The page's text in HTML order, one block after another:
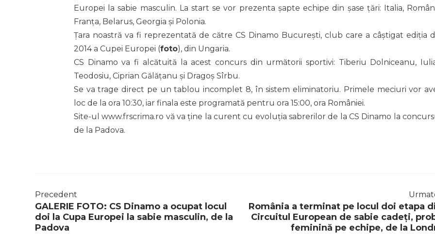
Europei la sabie masculin. La start se vor prezenta șapte echipe din șase țări: Italia,
Franța, Belarus, Georgia și Polonia.
Țara noastră va fi reprezentată de către CS Dinamo București, club care a câștigat ediția
2014 a Cupei Europei (foto), din Ungaria.
CS Dinamo va fi alcătuită la acest concurs din următorii sportivi: Tiberiu Dolniceanu,
Teodosiu, Ciprian Gălățanu și Dragoș Sîrbu.
Se va trage direct pe un tablou incomplet 8, în sistem eliminatoriu. Primele meciuri vor
loc de la ora 10:30, iar finala este programată pentru ora 15:00, ora României.
Site-ul www.frscrima.ro vă va ține la curent cu evoluția sabrerilor de la CS Dinamo la
de la Padova.
Precedent
GALERIE FOTO: CS Dinamo a ocupat locul
doi la Cupa Europei la sabie masculin, de la
Padova
România a terminat pe locul doi etapa
Circuitul European de sabie cadeți,
feminină pe echipe, de la